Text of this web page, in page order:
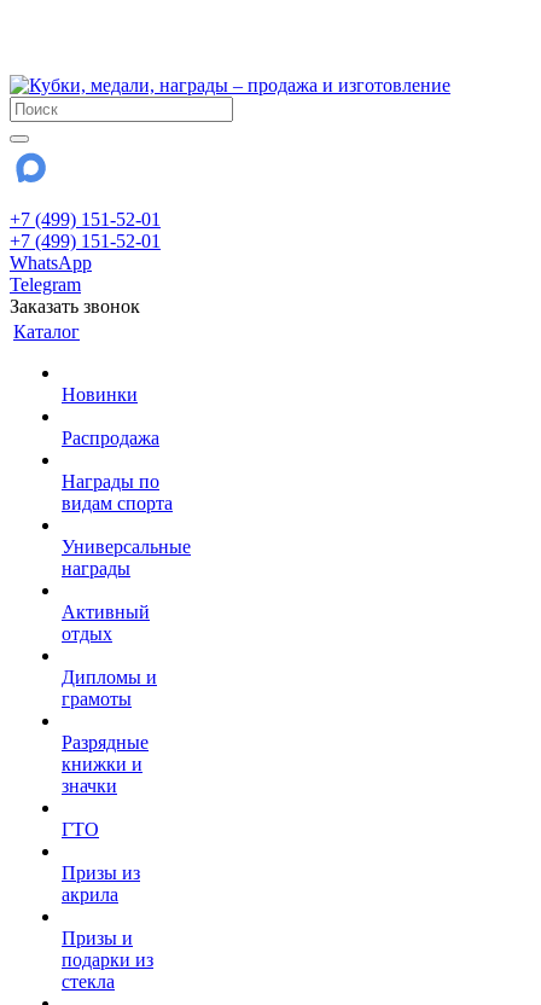
+7 (499) 151-52-01
+7 (499) 151-52-01
WhatsApp
Telegram
Заказать звонок
Каталог
Новинки
Распродажа
Награды по
видам спорта
Универсальные
награды
Активный
отдых
Дипломы и
грамоты
Разрядные
книжки и
значки
ГТО
Призы из
акрила
Призы и
подарки из
стекла